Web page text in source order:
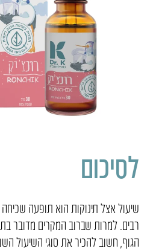
לסיכום
שיעול אצל תינוקות הוא תופעה שכיחה
רבים. למרות שברוב המקרים מדובר
הגוף, חשוב להכיר את סוגי השיעול